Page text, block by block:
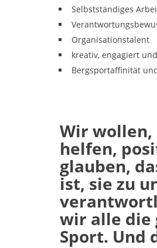
Selbstständiges
Organisationstalent
kreativ, engagiert
Bergsportaffinität
Wir
helfen,
glauben,
ist, sie zu
wir alle die
Sport. Und